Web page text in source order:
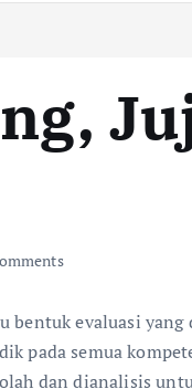
bentuk evaluasi
pada semua
dan dianalisis